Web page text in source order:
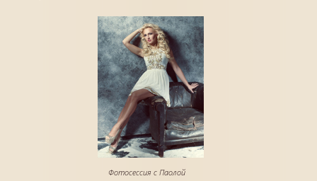
Фотосессия с Паолой